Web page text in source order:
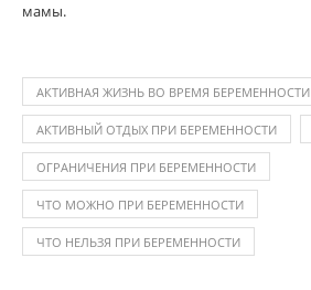
мамы.
АКТИВНАЯ ЖИЗНЬ ВО ВРЕМЯ БЕРЕМЕННОСТИ
АКТИВНЫЙ ОТДЫХ ПРИ БЕРЕМЕННОСТИ
ОГРАНИЧЕНИЯ ПРИ БЕРЕМЕННОСТИ
ЧТО МОЖНО ПРИ БЕРЕМЕННОСТИ
ЧТО НЕЛЬЗЯ ПРИ БЕРЕМЕННОСТИ